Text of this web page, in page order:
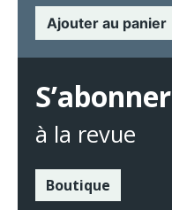
Ajouter au panier
S’abonner
à la revue
Boutique